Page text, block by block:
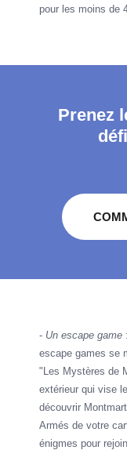
pour les moins de
Prenez
- Un escape game
escape games se
"Les Mystères de
extérieur qui vise
découvrir
Armés de votre
énigmes pour